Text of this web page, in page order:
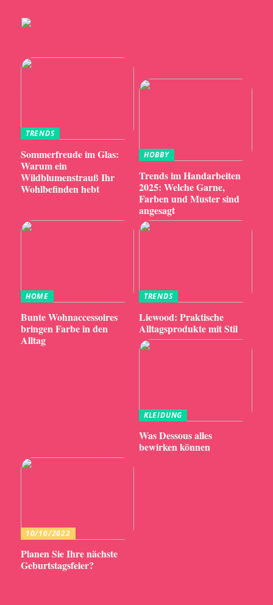
TRENDS
Sommerfreude im Glas:
Warum ein
Wildblumenstrauß Ihr
Wohlbefinden hebt
HOBBY
Trends im Handarbeiten
2025: Welche Garne,
Farben und Muster sind
angesagt
HOME
Bunte Wohnaccessoires
bringen Farbe in den
Alltag
TRENDS
Liewood: Praktische
Alltagsprodukte mit Stil
KLEIDUNG
Was Dessous alles
bewirken können
10/10/2022
Planen Sie Ihre nächste
Geburtstagsfeier?